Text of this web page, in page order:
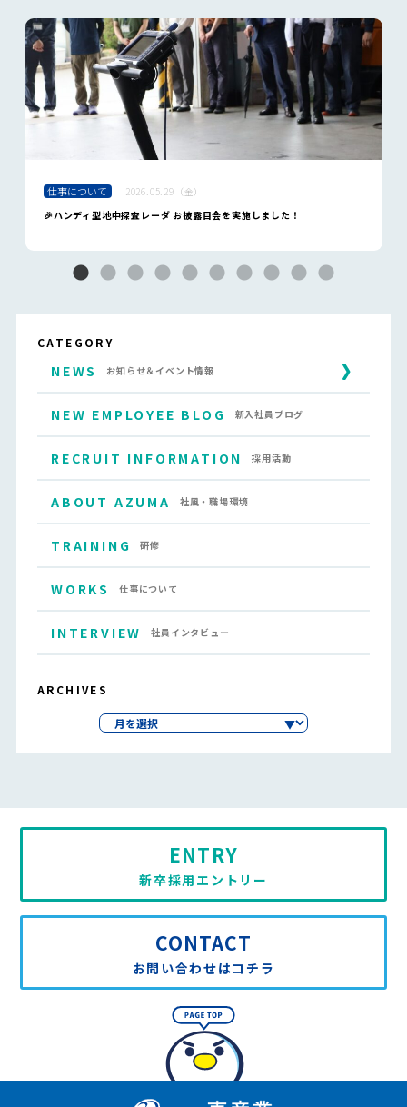
CATEGORY
NEWS お知らせ＆イベント情報
NEW EMPLOYEE BLOG 新入社員ブログ
RECRUIT INFORMATION 採用活動
ABOUT AZUMA 社風・職場環境
TRAINING 研修
WORKS 仕事について
INTERVIEW 社員インタビュー
ARCHIVES
仕事について
2026.05.29（金）
🎉ハンディ型地中探査レーダ お披露目会を実施しました！
CONTACT
お問い合わせはコチラ
ENTRY
新卒採用エントリー